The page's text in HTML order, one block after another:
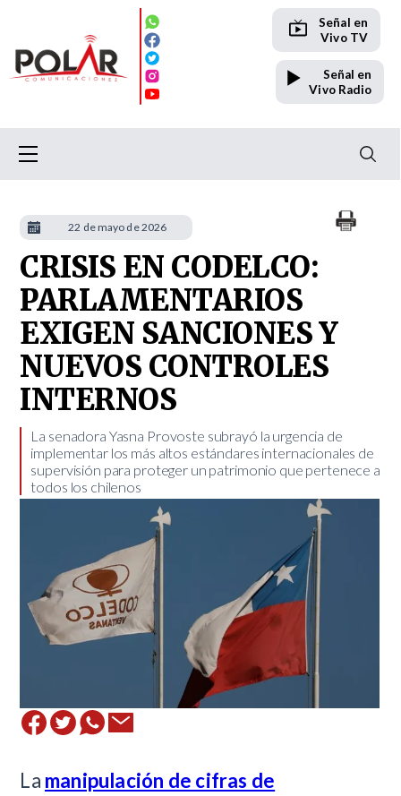
Señal en
Vivo TV
Señal en
Vivo Radio
CRISIS EN CODELCO:
PARLAMENTARIOS
EXIGEN SANCIONES Y
NUEVOS CONTROLES
INTERNOS
La senadora Yasna Provoste subrayó la urgencia de
implementar los más altos estándares internacionales de
supervisión para proteger un patrimonio que pertenece a
todos los chilenos
​La manipulación de cifras de
22 de mayo de 2026